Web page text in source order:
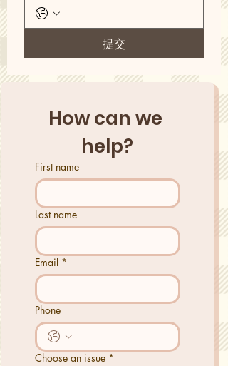
提交
How can we
help?
First name
Last name
Email *
Phone
Choose an issue *